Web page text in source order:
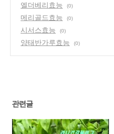
엘더베리효능 (0)
메리골드효능 (0)
시서스효능 (0)
양태반가루효능 (0)
관련글